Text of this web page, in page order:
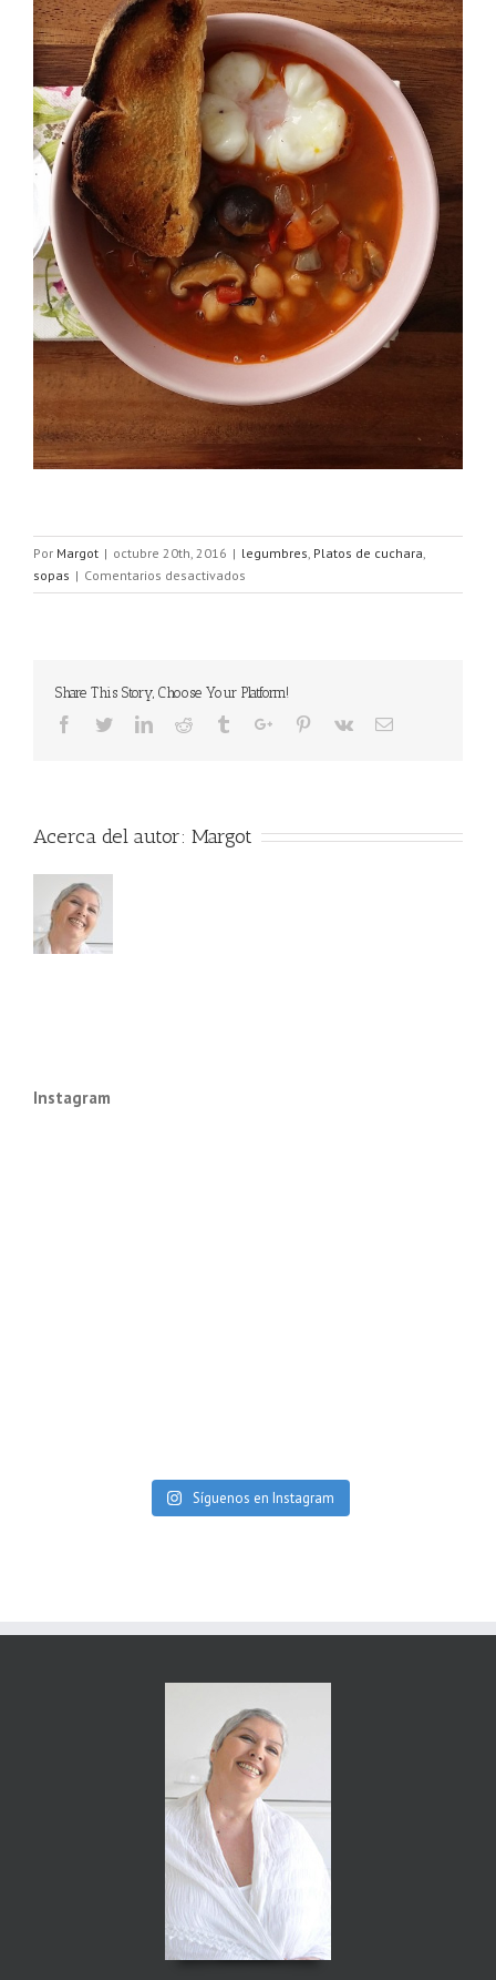
Por Margot | octubre 20th, 2016 | legumbres Platos de cuchara
sopas | Comentarios desactivados
Sopa
Share This Story, Choose Your Platform!
Acerca del autor: Margot
Instagram
Síguenos en Instagram